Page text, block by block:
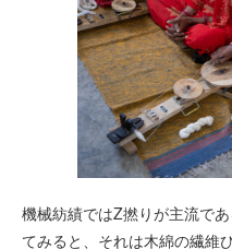
機械紡績ではZ撚りが主流で
てみると、それは木綿の繊維